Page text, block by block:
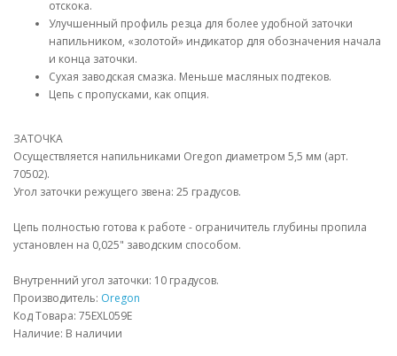
отскока.
Улучшенный профиль резца для более удобной заточки
напильником, «золотой» индикатор для обозначения начала
и конца заточки.
Сухая заводская смазка. Меньше масляных подтеков.
Цепь с пропусками, как опция.
ЗАТОЧКА
Осуществляется напильниками Oregon диаметром 5,5 мм (арт.
70502).
Угол заточки режущего звена: 25 градусов.
Цепь полностью готова к работе - ограничитель глубины пропила
установлен на 0,025" заводским способом.
Внутренний угол заточки: 10 градусов.
Производитель: Oregon
Код Товара: 75EXL059E
Наличие: В наличии